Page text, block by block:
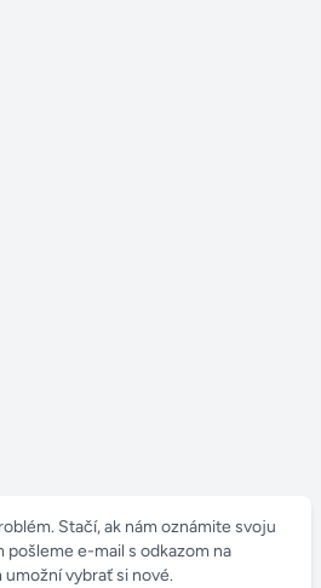
Stačí, ak nám oznámite svoju
pošleme e-mail s odkazom na
vybrať si nové.